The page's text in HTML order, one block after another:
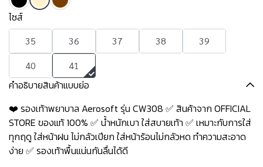
ไซส์
35 36 37 38
39
40
41
คำอธิบายสินค้าแบบย่อ
❤️ รองเท้าพยาบาล Aerosoft รุ่น CW308 ✅ สินค้าจาก OFFICIAL
STORE ของแท้ 100% ✅ น้ำหนักเบา ใส่สบายเท้า ✅ เหมาะกับการใส่
ทุกฤดู ใส่หน้าฝน ไม่กลัวเปียก ใส่หน้าร้อนไม่กลัวหด ทำความสะอาด
ง่าย ✅ รองเท้าพื้นแน่นกันลื่นได้ดี